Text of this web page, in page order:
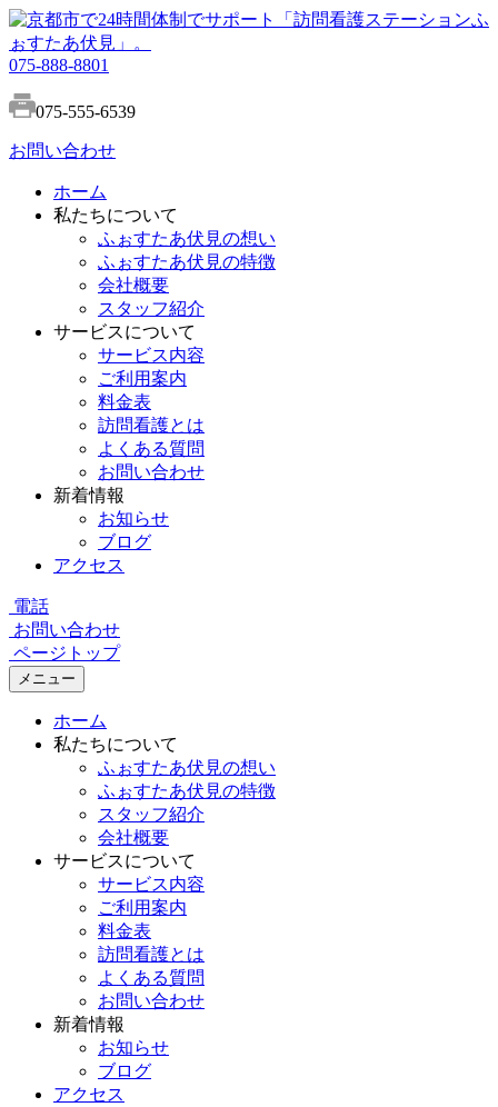
075-888-8801
075-555-6539
お問い合わせ
ホーム
私たちについて
ふぉすたあ伏見の想い
ふぉすたあ伏見の特徴
会社概要
スタッフ紹介
サービスについて
サービス内容
ご利用案内
料金表
訪問看護とは
よくある質問
お問い合わせ
新着情報
お知らせ
ブログ
アクセス
電話
お問い合わせ
ページトップ
メニュー
ホーム
私たちについて
ふぉすたあ伏見の想い
ふぉすたあ伏見の特徴
スタッフ紹介
会社概要
サービスについて
サービス内容
ご利用案内
料金表
訪問看護とは
よくある質問
お問い合わせ
新着情報
お知らせ
ブログ
アクセス